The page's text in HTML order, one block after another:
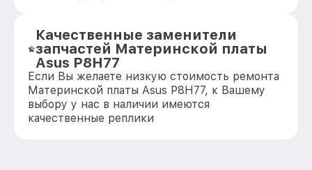
Качественные заменители
запчастей Материнской платы
Asus P8H77
Если Вы желаете низкую стоимость ремонта
Материнской платы Asus P8H77, к Вашему
выбору у нас в наличии имеются
качественные реплики